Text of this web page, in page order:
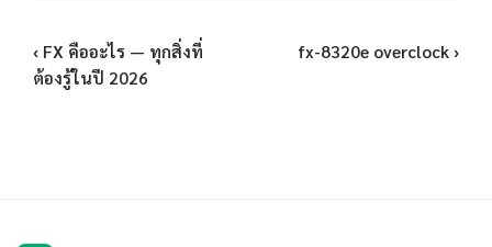
‹ FX คืออะไร — ทุกสิ่งที่
ต้องรู้ในปี 2026
fx-8320e overclock ›